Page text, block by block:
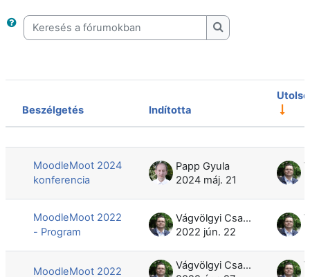
Keresés a fórumokban
Keresés a
Állapot
Beszélgetés Indította
MoodleMoot 2024
konferencia
Papp Gyula
2024 máj. 21
MoodleMoot 2022
- Program
Vágvölgyi Csaba
2022 jún. 22
MoodleMoot 2022
Vágvölgyi Csaba